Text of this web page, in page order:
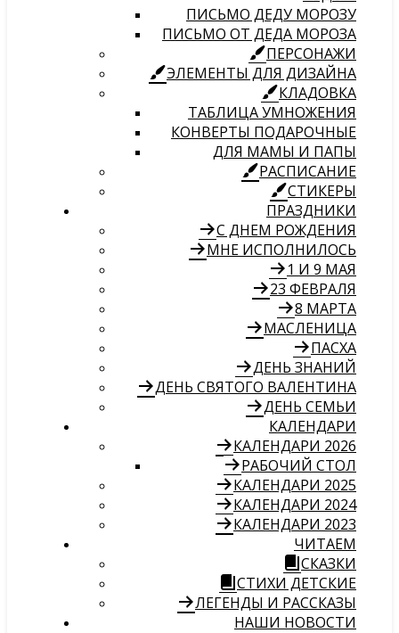
ПИСЬМО ДЕДУ МОРОЗУ
ПИСЬМО ОТ ДЕДА МОРОЗА
ПЕРСОНАЖИ
ЭЛЕМЕНТЫ ДЛЯ ДИЗАЙНА
КЛАДОВКА
ТАБЛИЦА УМНОЖЕНИЯ
КОНВЕРТЫ ПОДАРОЧНЫЕ
ДЛЯ МАМЫ И ПАПЫ
РАСПИСАНИЕ
СТИКЕРЫ
ПРАЗДНИКИ
С ДНЕМ РОЖДЕНИЯ
МНЕ ИСПОЛНИЛОСЬ
1 И 9 МАЯ
23 ФЕВРАЛЯ
8 МАРТА
МАСЛЕНИЦА
ПАСХА
ДЕНЬ ЗНАНИЙ
ДЕНЬ СВЯТОГО ВАЛЕНТИНА
ДЕНЬ СЕМЬИ
КАЛЕНДАРИ
КАЛЕНДАРИ 2026
РАБОЧИЙ СТОЛ
КАЛЕНДАРИ 2025
КАЛЕНДАРИ 2024
КАЛЕНДАРИ 2023
ЧИТАЕМ
СКАЗКИ
СТИХИ ДЕТСКИЕ
ЛЕГЕНДЫ И РАССКАЗЫ
НАШИ НОВОСТИ